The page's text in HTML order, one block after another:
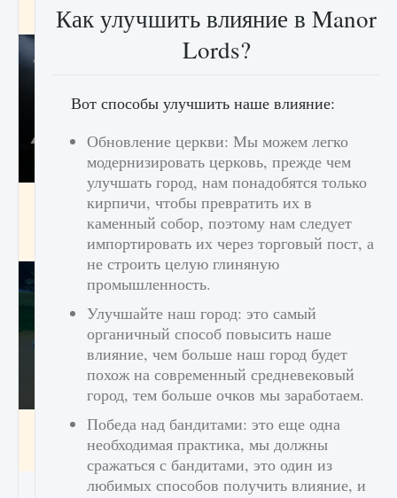
9 августа 2024 1 151 0
Все новые функции Ultimate Team в EA FC
9 августа 2024 1 297 0 0
Как включить чат в Fortnite
9 августа 2024 1 335 0 0
Как улучшить влияние в Manor
Lords?
Вот способы улучшить наше влияние:
Обновление церкви: Мы можем легко
модернизировать церковь, прежде чем
улучшать город, нам понадобятся только
кирпичи, чтобы превратить их в
каменный собор, поэтому нам следует
импортировать их через торговый пост, а
не строить целую глиняную
промышленность.
Улучшайте наш город: это самый
органичный способ повысить наше
влияние, чем больше наш город будет
похож на современный средневековый
город, тем больше очков мы заработаем.
Победа над бандитами: это еще одна
необходимая практика, мы должны
сражаться с бандитами, это один из
любимых способов получить влияние, и